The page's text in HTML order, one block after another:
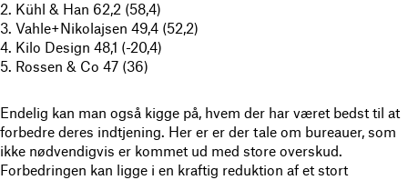
2. Kühl & Han 62,2 (58,4)
3. Vahle+Nikolajsen 49,4 (52,2)
4. Kilo Design 48,1 (-20,4)
5. Rossen & Co 47 (36)
Endelig kan man også kigge på, hvem der har været bedst til at
forbedre deres indtjening. Her er er der tale om bureauer, som
ikke nødvendigvis er kommet ud med store overskud.
Forbedringen kan ligge i en kraftig reduktion af et stort